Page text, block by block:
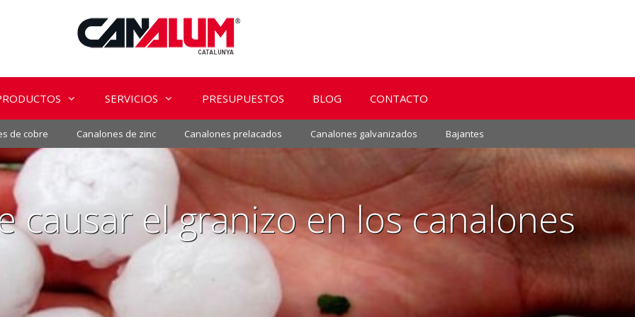
SERVICIOS PRESUPUESTOS BLOG CONTACTO
de cobre Canalones de zinc Canalones prelacados Canalones galvanizados Bajantes
causar el granizo en los canalones